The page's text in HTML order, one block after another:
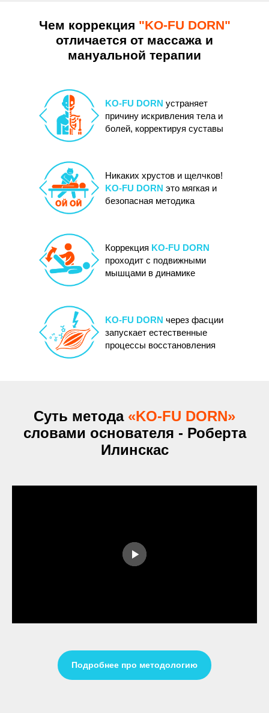
Чем коррекция "KO-FU DORN"
отличается от массажа и
мануальной терапии
Никаких хрустов и щелчков!
KO-FU DORN это мягкая и
безопасная методика
KO-FU DORN устраняет
причину искривления тела и
болей, корректируя суставы
Коррекция KO-FU DORN
проходит с подвижными
мышцами в динамике
KO-FU DORN через фасции
запускает естественные
процессы восстановления
Суть метода «KO-FU DORN»
словами основателя - Роберта
Илинскас
Подробнее про методологию